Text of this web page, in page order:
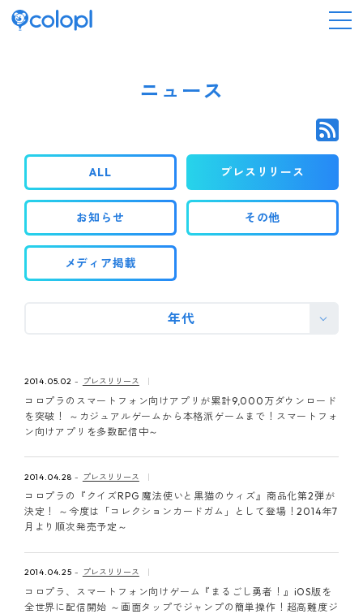
IR情報
採用情報
ピンマーク
EN
ニュース
ALL プレスリリース
お知らせ その他
メディア掲載
年代
2014.05.02 プレスリリース
コロプラのスマートフォン向けアプリが累計9,000万ダウンロード
を突破！ ～カジュアルゲームから本格派ゲームまで！スマートフォ
ン向けアプリを多数配信中～
2014.04.28 プレスリリース
コロプラの『クイズRPG 魔法使いと黒猫のウィズ』商品化第2弾が
決定！ ～今度は「コレクションカードガム」として登場！2014年7
月より順次発売予定～
2014.04.25 プレスリリース
コロプラ、スマートフォン向けゲーム『まるごし勇者！』iOS版を
全世界に配信開始 ～画面タップでジャンプの簡単操作！超高難度ジ